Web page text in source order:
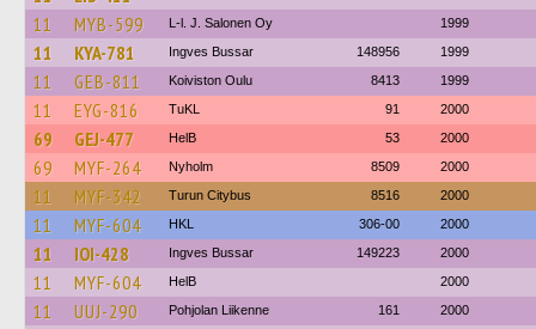
11 MYB-599 L-l. J. Salonen Oy 1999
11 KYA-781 Ingves Bussar 148956 1999
11 GEB-811 Koiviston Oulu 8413 1999
11 EYG-816 TuKL 91 2000
69 GEJ-477 HelB 53 2000
69 MYF-264 Nyholm 8509 2000
11 MYF-342 Turun Citybus 8516 2000
11 MYF-604 HKL 306-00 2000
11 IOI-428 Ingves Bussar 149223 2000
11 MYF-604 HelB 2000
11 UUJ-290 Pohjolan Liikenne 161 2000